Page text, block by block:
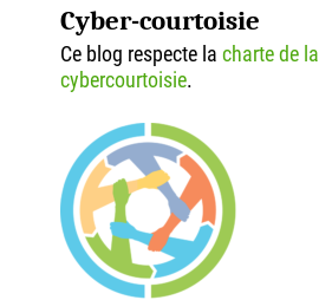
Cyber-courtoisie
Ce blog respecte la charte de la
cybercourtoisie.